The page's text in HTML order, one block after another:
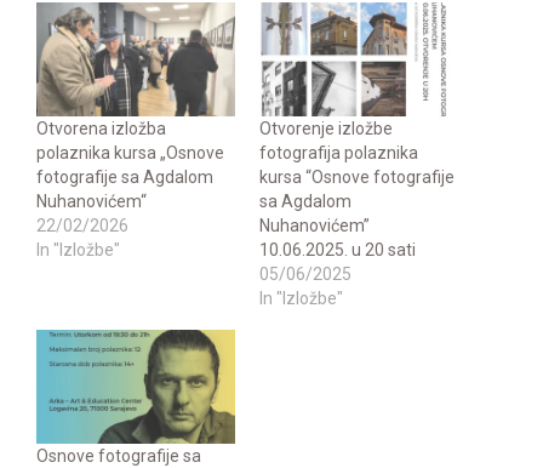
Otvorena izložba
polaznika kursa „Osnove
fotografije sa Agdalom
Nuhanovićem“
22/02/2026
In "Izložbe"
Otvorenje izložbe
fotografija polaznika
kursa “Osnove fotografije
sa Agdalom
Nuhanovićem”
10.06.2025. u 20 sati
05/06/2025
In "Izložbe"
Osnove fotografije sa